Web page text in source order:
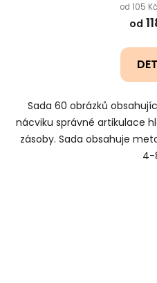
od 105
od
Sada 60 obrázků
nácviku správné artikulace
zásoby. Sada obsahuje
4-